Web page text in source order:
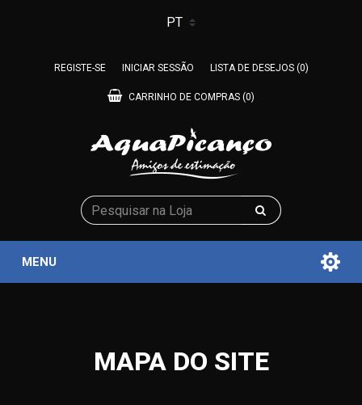
REGISTE-SE INICIAR SESSÃO LISTA DE DESEJOS (0)
CARRINHO DE COMPRAS (0)
MENU
MAPA DO SITE